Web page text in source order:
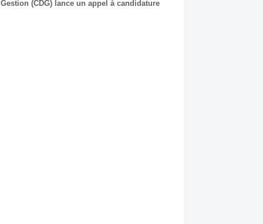
(CDG) lance un appel à candidature